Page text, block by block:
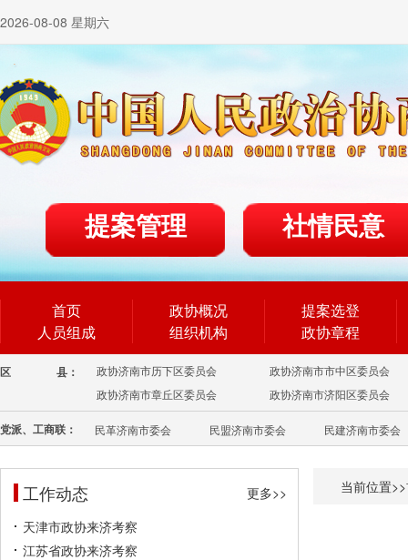
2026-08-08 星期六
提案管理 社情民意
首页
人员组成
政协概况
组织机构
提案选登
政协章程
区 县： 政协济南市历下区委员会
政协济南市市中区委员会
政协济南市章丘区委员会
政协济南市济阳区委员会
党派、工商联： 民革济南市委会 民盟济南市委会 民建济南市委会
工作动态
更多>>
天津市政协来济考察
江苏省政协来济考察
当前位置>>